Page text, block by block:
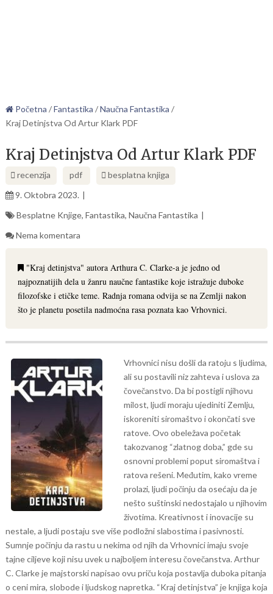
Početna /Fantastika /Naučna Fantastika /
Kraj Detinjstva Od Artur Klark PDF
Kraj Detinjstva Od Artur Klark PDF
recenzija pdf
besplatna knjiga
9. Oktobra 2023.
Besplatne Knjige, Fantastika, Naučna Fantastika
Nema komentara
"Kraj detinjstva" autora Arthura C. Clarke-a je jedno od
najpoznatijih dela u žanru naučne fantastike koje istražuje duboke
filozofske i etičke teme. Radnja romana odvija se na Zemlji nakon
što je planetu posetila nadmoćna rasa poznata kao Vrhovnici.
Vrhovnici nisu došli da ratoju s ljudima,
ali su postavili niz zahteva i uslova za
čovečanstvo. Da bi postigli njihovu
milost, ljudi moraju ujediniti Zemlju,
iskoreniti siromaštvo i okončati sve
ratove. Ovo obeležava početak
takozvanog “zlatnog doba,” gde su
osnovni problemi poput siromaštva i
ratova rešeni. Međutim, kako vreme
prolazi, ljudi počinju da osećaju da je
nešto suštinski nedostajalo u njihovim
životima. Kreativnost i inovacije su
nestale, a ljudi postaju sve više podložni slabostima i pasivnosti.
Sumnje počinju da rastu u nekima od njih da Vrhovnici imaju svoje
tajne ciljeve koji nisu uvek u najboljem interesu čovečanstva. Arthur
C. Clarke je majstorski napisao ovu priču koja postavlja duboka pitanja
o ceni mira, slobode i ljudskog napretka. “Kraj detinjstva” je knjiga koja